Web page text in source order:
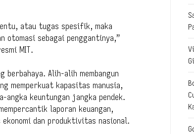
atau tugas spesifik, maka
otomasi sebagai penggantinya,”
MIT.
Alih-alih membangun
memperkuat kapasitas manusia,
keuntungan jangka pendek.
laporan keuangan,
dan produktivitas nasional.